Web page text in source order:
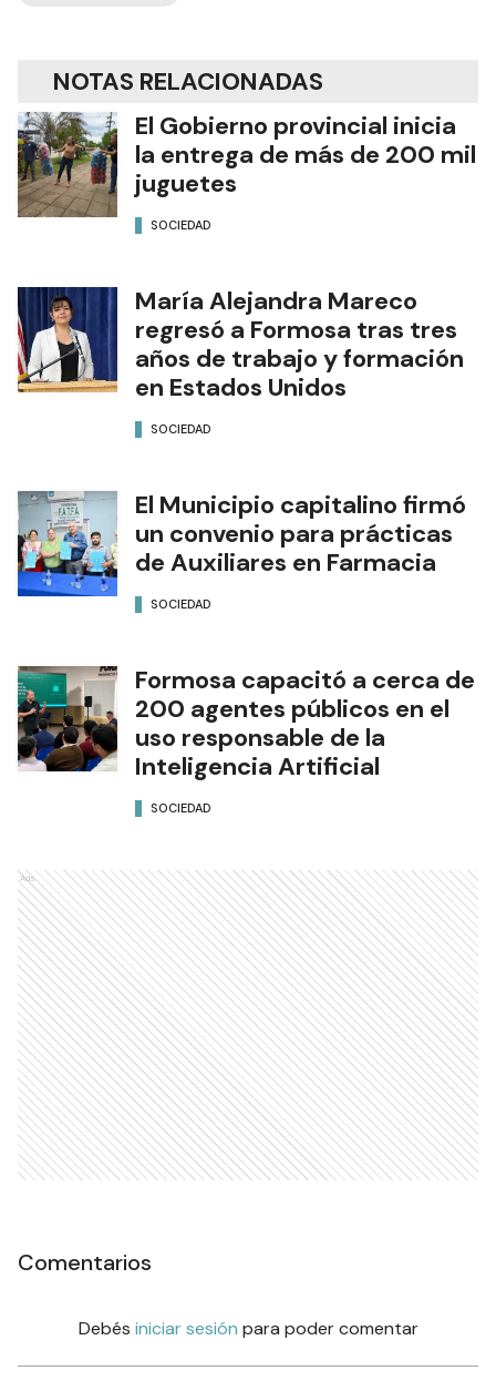
NOTAS RELACIONADAS
El Gobierno provincial inicia
la entrega de más de 200 mil
juguetes
SOCIEDAD
María Alejandra Mareco
regresó a Formosa tras tres
años de trabajo y formación
en Estados Unidos
SOCIEDAD
El Municipio capitalino firmó
un convenio para prácticas
de Auxiliares en Farmacia
SOCIEDAD
Formosa capacitó a cerca de
200 agentes públicos en el
uso responsable de la
Inteligencia Artificial
SOCIEDAD
Ads
Comentarios
Debés iniciar sesión para poder comentar